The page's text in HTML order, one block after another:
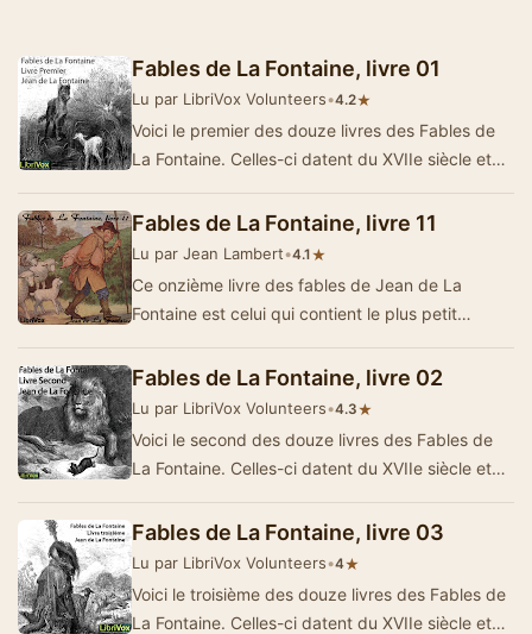
Fables de La Fontaine, livre 01
Lu par LibriVox Volunteers•4.2★
Voici le premier des douze livres des Fables de
La Fontaine. Celles-ci datent du XVIIe siècle et
Fables de La Fontaine, livre 11
Lu par Jean Lambert•4.1 ★
Ce onzième livre des fables de Jean de La
Fontaine est celui qui contient le plus petit
Fables de La Fontaine, livre 02
Lu par LibriVox Volunteers•4.3★
Voici le second des douze livres des Fables de
La Fontaine. Celles-ci datent du XVIIe siècle et
Fables de La Fontaine, livre 03
Lu par LibriVox Volunteers•4★
Voici le troisième des douze livres des Fables de
La Fontaine. Celles-ci datent du XVIIe siècle et